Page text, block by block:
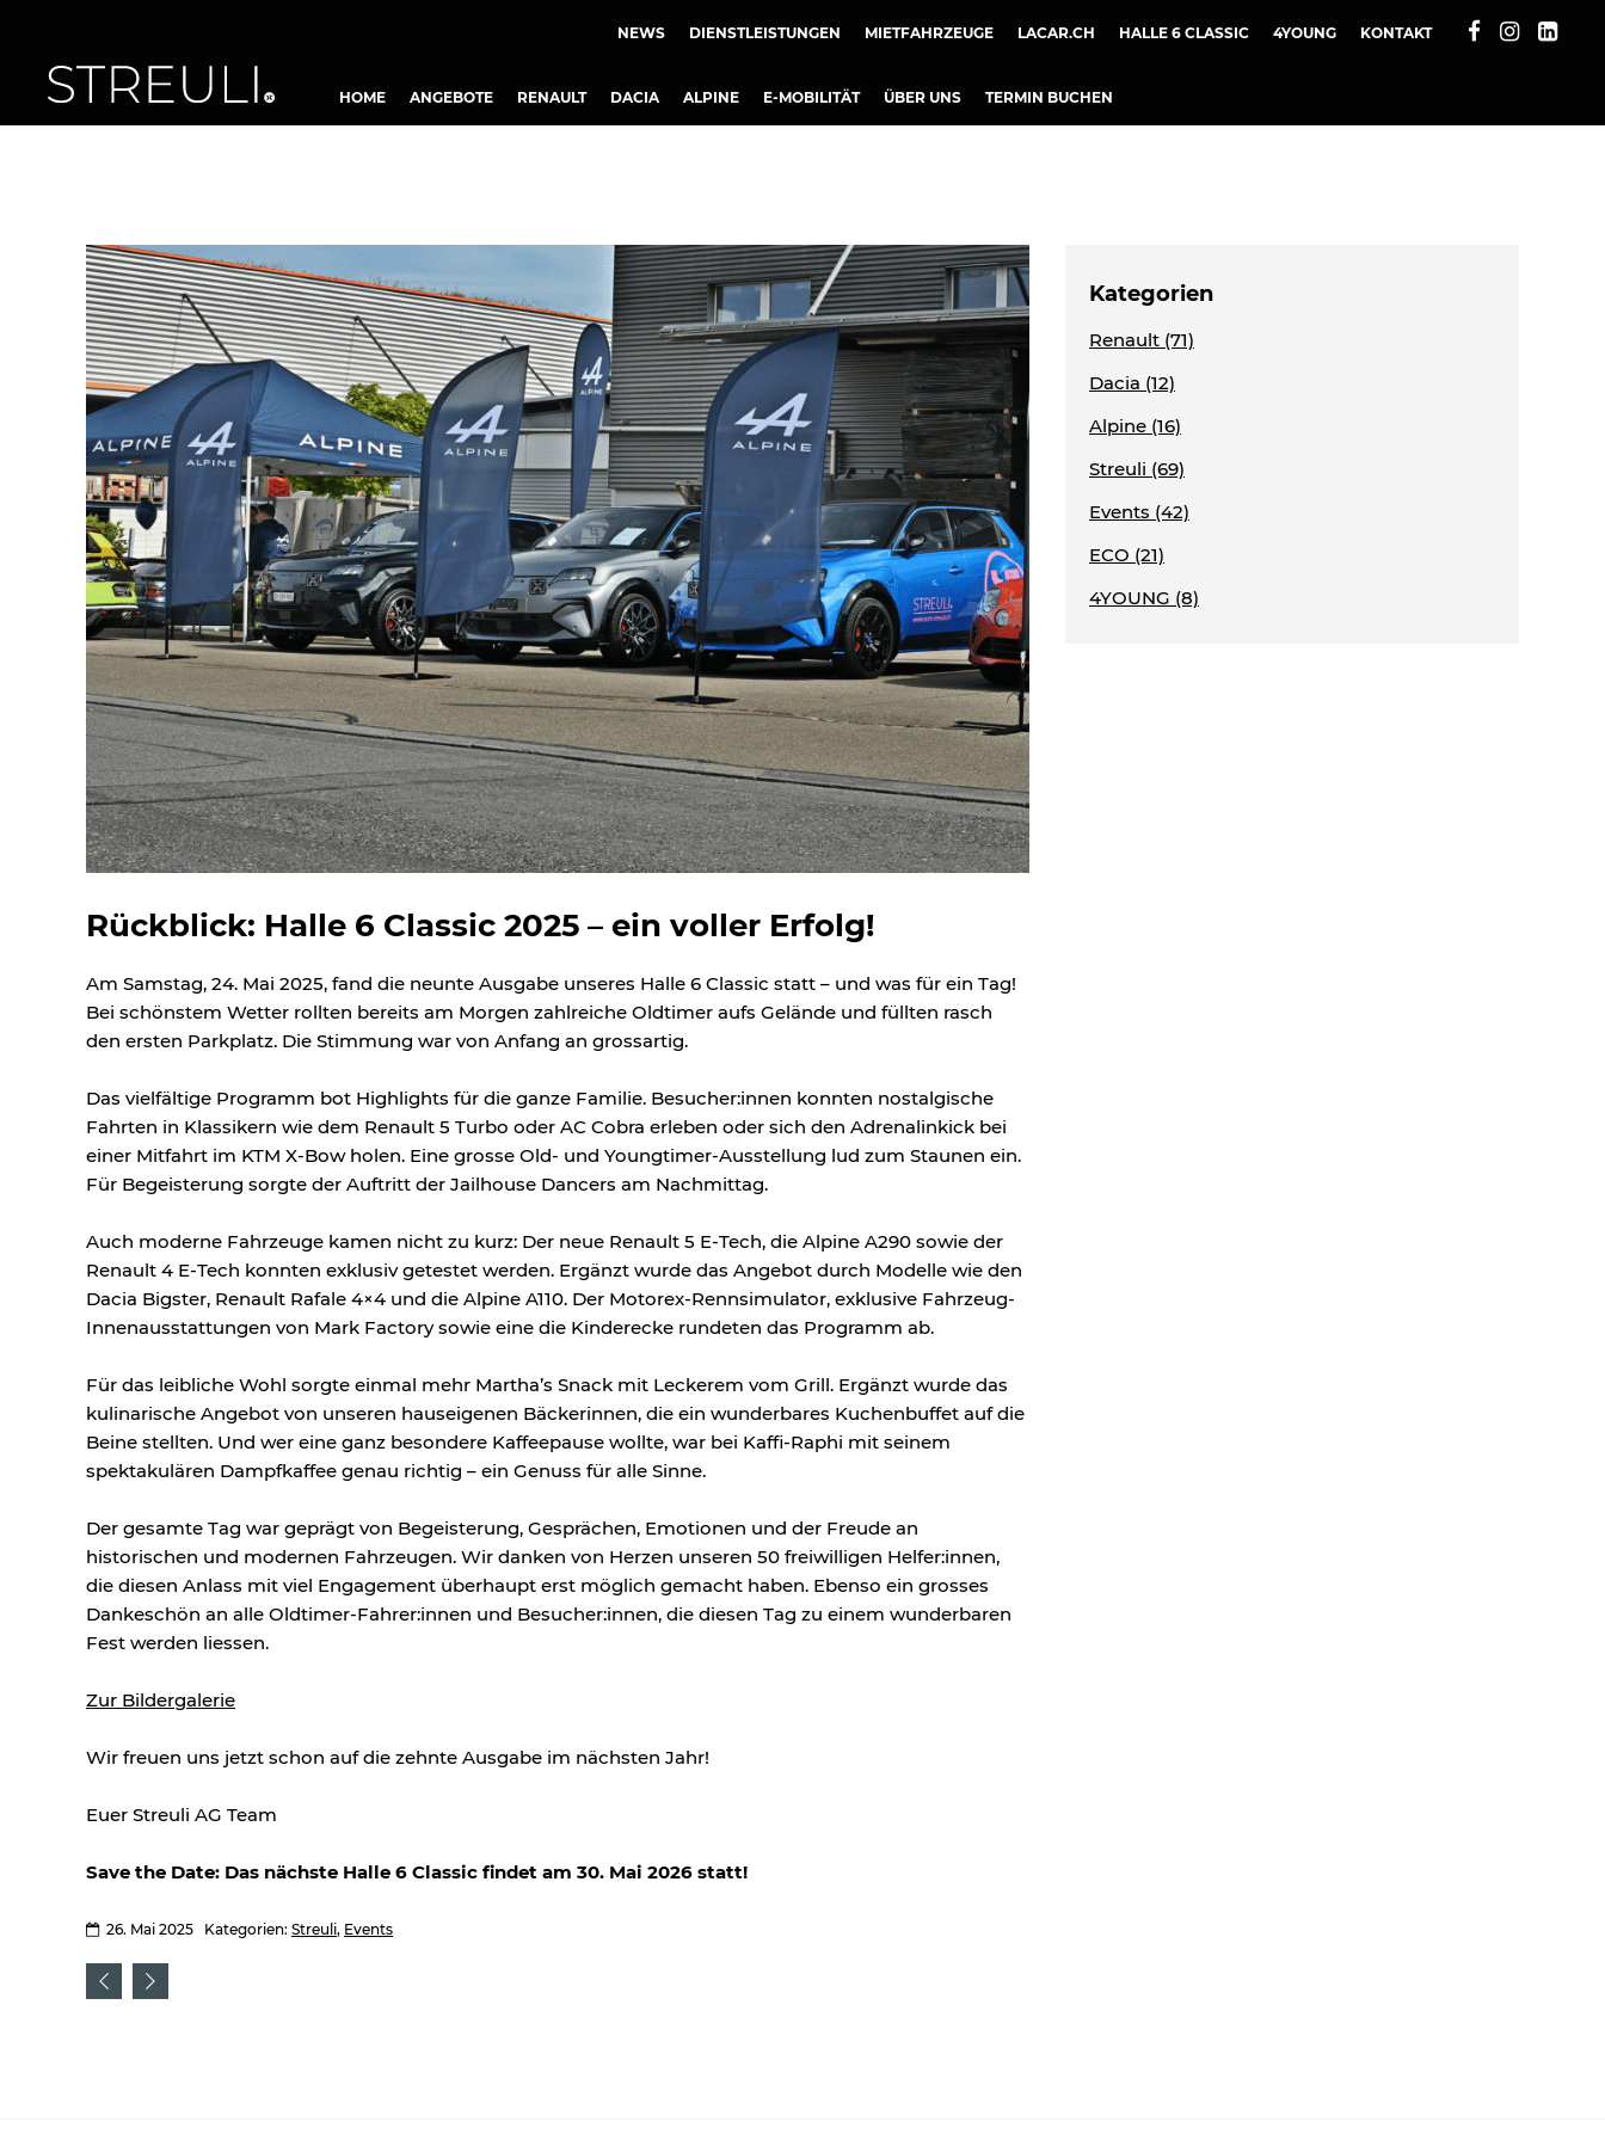
NEWS DIENSTLEISTUNGEN MIETFAHRZEUGE LACAR.CH HALLE 6 CLASSIC 4YOUNG KONTAKT
HOME ANGEBOTE RENAULT DACIA ALPINE E-MOBILITÄT ÜBER UNS TERMIN BUCHEN
Rückblick: Halle 6 Classic 2025 – ein voller Erfolg!
Am Samstag, 24. Mai 2025, fand die neunte Ausgabe unseres Halle 6 Classic statt – und was für ein Tag!
Bei schönstem Wetter rollten bereits am Morgen zahlreiche Oldtimer aufs Gelände und füllten rasch
den ersten Parkplatz. Die Stimmung war von Anfang an grossartig.
Das vielfältige Programm bot Highlights für die ganze Familie. Besucher:innen konnten nostalgische
Fahrten in Klassikern wie dem Renault 5 Turbo oder AC Cobra erleben oder sich den Adrenalinkick bei
einer Mitfahrt im KTM X-Bow holen. Eine grosse Old- und Youngtimer-Ausstellung lud zum Staunen ein.
Für Begeisterung sorgte der Auftritt der Jailhouse Dancers am Nachmittag.
Auch moderne Fahrzeuge kamen nicht zu kurz: Der neue Renault 5 E-Tech, die Alpine A290 sowie der
Renault 4 E-Tech konnten exklusiv getestet werden. Ergänzt wurde das Angebot durch Modelle wie den
Dacia Bigster, Renault Rafale 4×4 und die Alpine A110. Der Motorex-Rennsimulator, exklusive Fahrzeug-
Innenausstattungen von Mark Factory sowie eine die Kinderecke rundeten das Programm ab.
Für das leibliche Wohl sorgte einmal mehr Martha’s Snack mit Leckerem vom Grill. Ergänzt wurde das
kulinarische Angebot von unseren hauseigenen Bäckerinnen, die ein wunderbares Kuchenbuffet auf die
Beine stellten. Und wer eine ganz besondere Kaffeepause wollte, war bei Kaffi-Raphi mit seinem
spektakulären Dampfkaffee genau richtig – ein Genuss für alle Sinne.
Der gesamte Tag war geprägt von Begeisterung, Gesprächen, Emotionen und der Freude an
historischen und modernen Fahrzeugen. Wir danken von Herzen unseren 50 freiwilligen Helfer:innen,
die diesen Anlass mit viel Engagement überhaupt erst möglich gemacht haben. Ebenso ein grosses
Dankeschön an alle Oldtimer-Fahrer:innen und Besucher:innen, die diesen Tag zu einem wunderbaren
Fest werden liessen.
Zur Bildergalerie
Wir freuen uns jetzt schon auf die zehnte Ausgabe im nächsten Jahr!
Euer Streuli AG Team
Save the Date: Das nächste Halle 6 Classic findet am 30. Mai 2026 statt!
26. Mai 2025 Kategorien: Streuli, Events
Kategorien
Renault (71)
Dacia (12)
Alpine (16)
Streuli (69)
Events (42)
ECO (21)
4YOUNG (8)